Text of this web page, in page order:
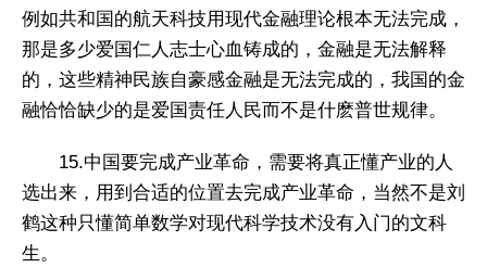
例如共和国的航天科技用现代金融理论根本无法完成，
那是多少爱国仁人志士心血铸成的，金融是无法解释
的，这些精神民族自豪感金融是无法完成的，我国的金
融恰恰缺少的是爱国责任人民而不是什麽普世规律。
15.中国要完成产业革命，需要将真正懂产业的人
选出来，用到合适的位置去完成产业革命，当然不是刘
鹤这种只懂简单数学对现代科学技术没有入门的文科
生。